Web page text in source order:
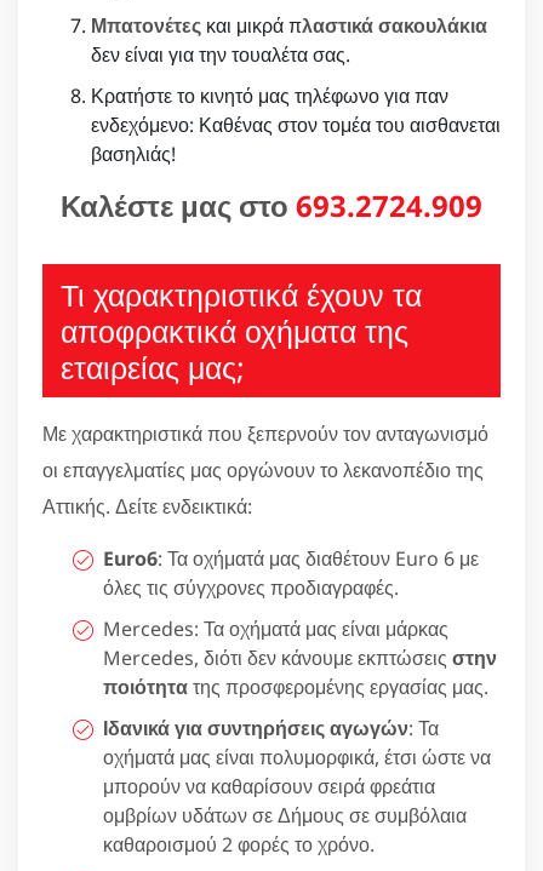
Μπατονέτες και μικρά πλαστικά σακουλάκια
δεν είναι για την τουαλέτα σας.
Κρατήστε το κινητό μας τηλέφωνο για παν
ενδεχόμενο: Καθένας στον τομέα του αισθανεται
βασηλιάς!
Καλέστε μας στο 693.2724.909
Τι χαρακτηριστικά έχουν τα
αποφρακτικά οχήματα της
εταιρείας μας;
Με χαρακτηριστικά που ξεπερνούν τον ανταγωνισμό
οι επαγγελματίες μας οργώνουν το λεκανοπέδιο της
Αττικής. Δείτε ενδεικτικά:
Euro6: Τα οχήματά μας διαθέτουν Euro 6 με
όλες τις σύγχρονες προδιαγραφές.
Mercedes: Τα οχήματά μας είναι μάρκας
Mercedes, διότι δεν κάνουμε εκπτώσεις στην
ποιότητατης προσφερομένης εργασίας μας.
Ιδανικά για συντηρήσεις αγωγών: Τα
οχήματά μας είναι πολυμορφικά, έτσι ώστε να
μπορούν να καθαρίσουν σειρά φρεάτια
ομβρίων υδάτων σε Δήμους σε συμβόλαια
καθαροισμού 2 φορές το χρόνο.